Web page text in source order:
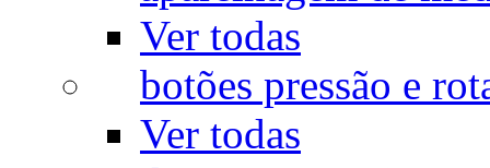
Ver todas
botões pressão e
Ver todas